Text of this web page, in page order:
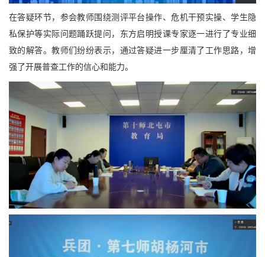
在答疑环节，参会教师围绕测评平台操作、危机干预实操、学生隐
私保护等实际问题踊跃提问，东方启明授课专家逐一进行了专业细
致的解答。教师们纷纷表示，通过答疑进一步厘清了工作思路，增
强了开展普查工作的信心和能力。